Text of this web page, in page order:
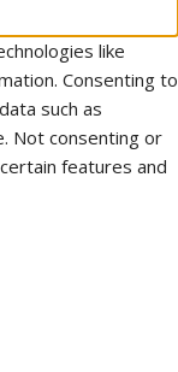
like
Consenting to
such as
Not consenting or
features and